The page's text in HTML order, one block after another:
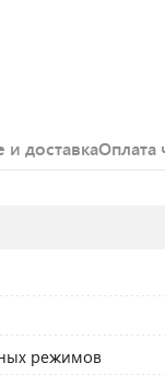
и доставкаОплата
режимов